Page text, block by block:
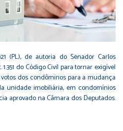
(PL), de autoria do Senador Carlos
do Código Civil para tornar exigível
dos condôminos para a mudança
unidade imobiliária, em condomínios
aprovado na Câmara dos Deputados.